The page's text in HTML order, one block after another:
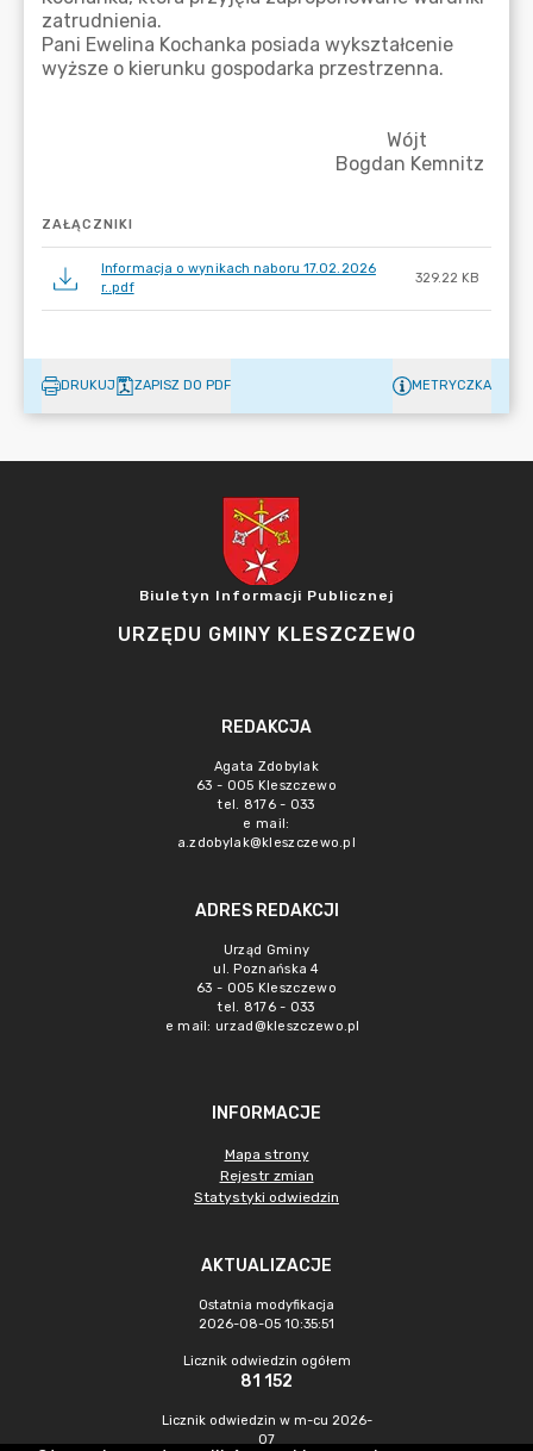
ZAŁĄCZNIKI
Informacja o wynikach naboru 17.02.2026
r..pdf
329.22 KB
DRUKUJ ZAPISZ DO PDF METRYCZKA
Biuletyn Informacji Publicznej
URZĘDU GMINY KLESZCZEWO
REDAKCJA
Agata Zdobylak
63 - 005 Kleszczewo
tel. 8176 - 033
e mail:
a.zdobylak@kleszczewo.pl
ADRES REDAKCJI
Urząd Gminy
ul. Poznańska 4
63 - 005 Kleszczewo
tel. 8176 - 033
e mail: urzad@kleszczewo.pl
INFORMACJE
Mapa strony
Rejestr zmian
Statystyki odwiedzin
AKTUALIZACJE
Ostatnia modyfikacja
2026-08-05 10:35:51
Licznik odwiedzin ogółem
81 152
Licznik odwiedzin w m-cu 2026-
07